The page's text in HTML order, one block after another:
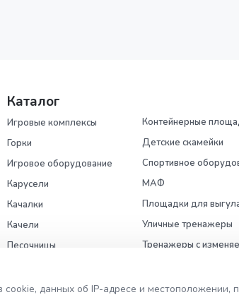
Каталог
Игровые комплексы
Горки
Игровое оборудование
Карусели
Качалки
Качели
Песочницы
Контейнерные
Детские скамейки
Спортивное
МАФ
Площадки для
Уличные тренажеры
Тренажеры с
данных об IP-адресе и местоположении,